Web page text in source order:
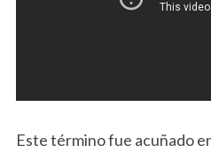
Este término fue acuñado